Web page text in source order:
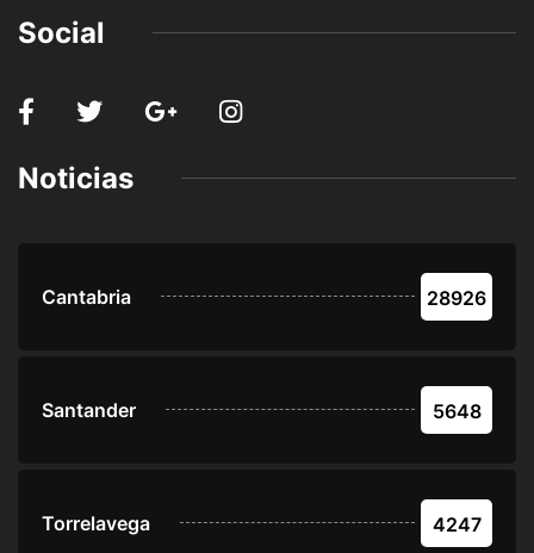
Social
Noticias
Cantabria 28926
Santander 5648
Torrelavega 4247